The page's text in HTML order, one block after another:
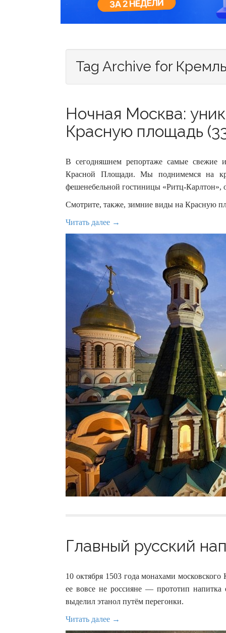
Tag Archive for
Ночная Москва:
Красную площадь
В сегодняшнем репортаже самые
Красной Площади. Мы поднимемся на
фешенебельной гостиницы «Ритц-Карлтон»,
Смотрите, также, зимние виды на Красную
Читать далее →
Главный русский
10 октября 1503 года монахами
ее вовсе не россияне — прототип
выделил этанол путём перегонки.
Читать далее →